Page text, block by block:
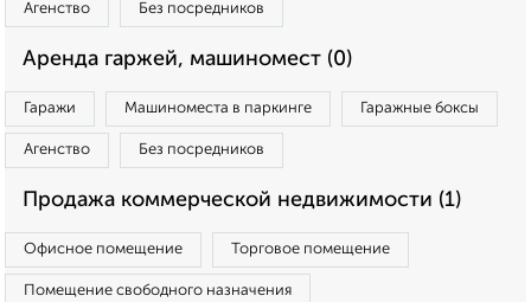
Агенство Без посредников
Аренда гаржей, машиномест (0)
Гаражи Машиноместа в паркинге Гаражные боксы
Агенство Без посредников
Продажа коммерческой недвижимости (1)
Офисное помещение Торговое помещение
Помещение свободного назначения